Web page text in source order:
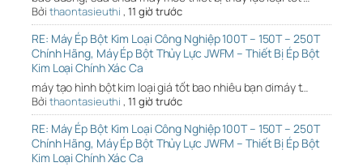
Bởi thaontasieuthi , 11 giờ trước
RE: Máy Ép Bột Kim Loại Công Nghiệp 100T – 150T – 250T
Chính Hãng, Máy Ép Bột Thủy Lực JWFM – Thiết Bị Ép Bột
Kim Loại Chính Xác Ca
máy tạo hình bột kim loại giá tốt bao nhiêu bạn ơimáy t…
Bởi thaontasieuthi , 11 giờ trước
RE: Máy Ép Bột Kim Loại Công Nghiệp 100T – 150T – 250T
Chính Hãng, Máy Ép Bột Thủy Lực JWFM – Thiết Bị Ép Bột
Kim Loại Chính Xác Ca